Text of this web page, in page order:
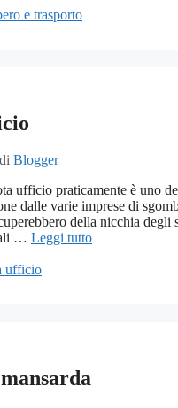
e trasporto
di Blogger
ufficio praticamente è uno
dalle varie imprese di
della nicchia degli
… Leggi tutto
ufficio